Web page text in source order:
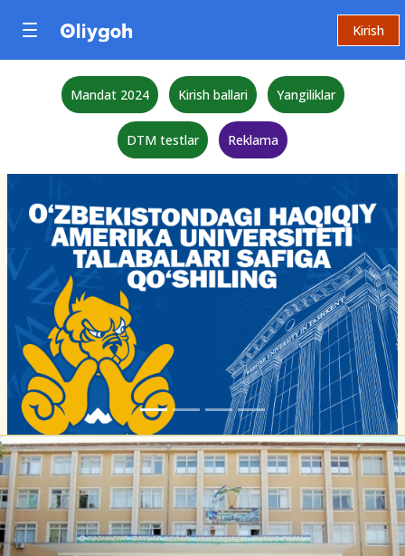
Kirish
Mandat 2024 Kirish ballari Yangiliklar
DTM testlar Reklama